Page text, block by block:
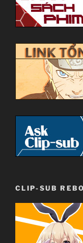
CLIP-SUB